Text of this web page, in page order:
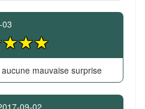
mauvaise surprise
09-02